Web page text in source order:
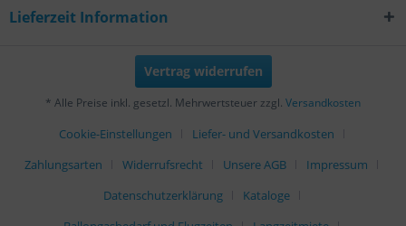
Lieferzeit Information
Vertrag widerrufen
* Alle Preise inkl. gesetzl. Mehrwertsteuer zzgl. Versandkosten
Cookie-Einstellungen
Liefer- und Versandkosten
Zahlungsarten
Widerrufsrecht Unsere AGB
Impressum
Datenschutzerklärung
Kataloge